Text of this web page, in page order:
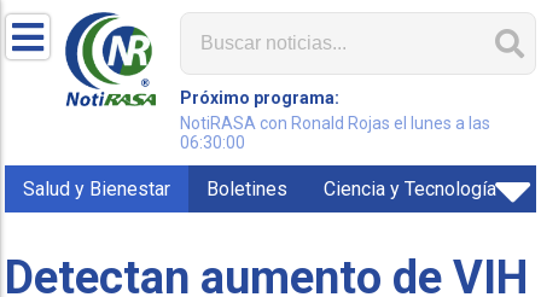
Próximo programa:
NotiRASA con Ronald Rojas el lunes a las
06:30:00
Salud y Bienestar Boletines Ciencia y Tecnología
Detectan aumento de VIH